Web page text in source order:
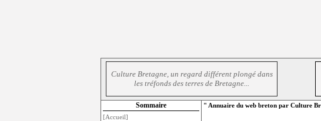
Culture Bretagne, un regard différent plongé dans
les tréfonds des terres de Bretagne...
Sommaire
[Accueil]
" Annuaire du web breton par Culture